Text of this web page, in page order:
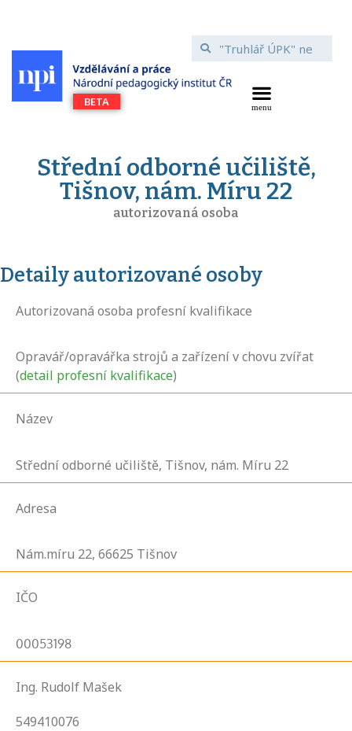
Střední odborné učiliště,
Tišnov, nám. Míru 22
autorizovaná osoba
Detaily autorizované osoby
Autorizovaná osoba profesní kvalifikace
Opravář/opravářka strojů a zařízení v chovu zvířat
(detail profesní kvalifikace)
Název
Střední odborné učiliště, Tišnov, nám. Míru 22
Adresa
Nám.míru 22, 66625 Tišnov
IČO
00053198
Ing. Rudolf Mašek
549410076